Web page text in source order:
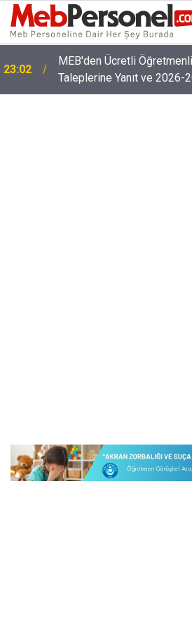
22:32
Öğretmenlerin Özür Grubu
Emri Atama Tarihleri